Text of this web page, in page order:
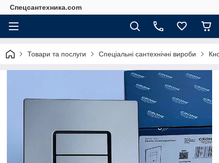
Спецсантехника.com
Товари та послуги Спеціальні сантехнічні вироби